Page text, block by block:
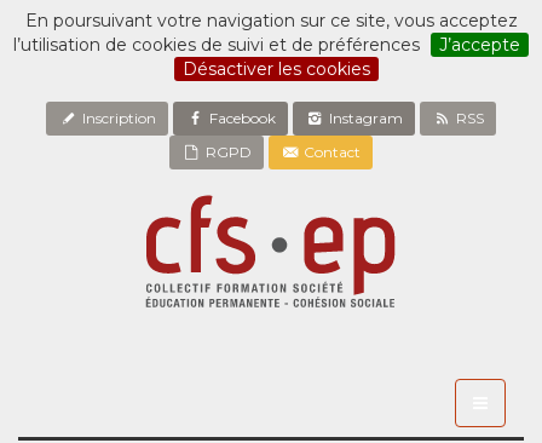
En poursuivant votre navigation sur ce site, vous acceptez
l’utilisation de cookies de suivi et de préférences
J’accepte
Désactiver les cookies
Inscription Facebook Instagram
RSS
RGPD
Contact